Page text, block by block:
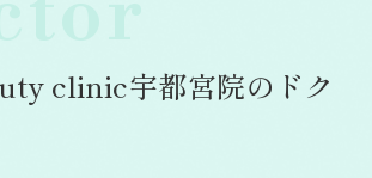
clinic宇都宮院のドク